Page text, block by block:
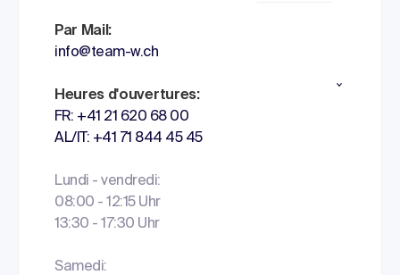
Par Mail:
info@team-w.ch
Heures d'ouvertures:
FR: +41 21 620 68 00
AL/IT: +41 71 844 45 45
Lundi - vendredi:
08:00 - 12:15 Uhr
13:30 - 17:30 Uhr
Samedi: